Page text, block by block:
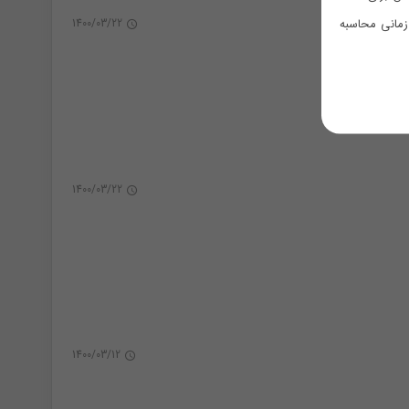
محاسبه
1400/03/22
نظم دهنده
1400/03/22
جاجورابی
1400/03/12